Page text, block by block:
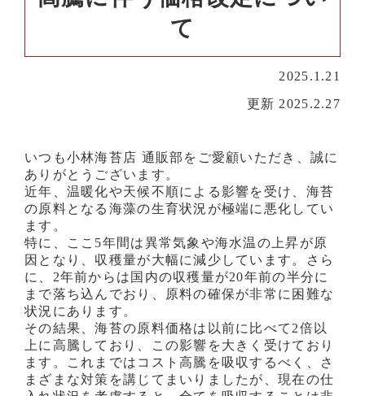
て
2025.1.21
更新 2025.2.27
いつも小林海苔店 通販部をご愛顧いただき、誠に
ありがとうございます。
近年、温暖化や天候不順による影響を受け、海苔
の原料となる海藻の生育状況が極端に悪化してい
ます。
特に、ここ5年間は異常気象や海水温の上昇が原
因となり、収穫量が大幅に減少しています。さら
に、2年前からは国内の収穫量が20年前の半分に
まで落ち込んでおり、原料の確保が非常に困難な
状況にあります。
その結果、海苔の原料価格は以前に比べて2倍以
上に高騰しており、この影響を大きく受けており
ます。これまではコスト高騰を吸収するべく、さ
まざまな対策を講じてまいりましたが、現在の仕